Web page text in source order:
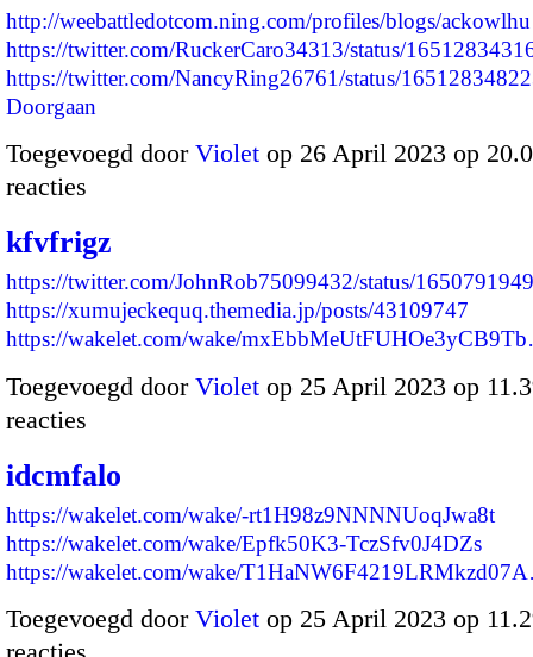
http://weebattledotcom.ning.com/profiles/blogs/ackowlhu
https://twitter.com/RuckerCaro34313/status/
https://twitter.com/NancyRing26761/status/
Doorgaan
Toegevoegd door Violet op 26 April 2023 op
reacties
kfvfrigz
https://twitter.com/JohnRob75099432/status/
https://xumujeckequq.themedia.jp/posts/43109747
https://wakelet.com/wake/
Toegevoegd door Violet op 25 April 2023 op
reacties
idcmfalo
https://wakelet.com/wake/-rt1H98z9NNNNUoqJwa8t
https://wakelet.com/wake/Epfk50K3-TczSfv0J4DZs
https://wakelet.com/wake/
Toegevoegd door Violet op 25 April 2023 op